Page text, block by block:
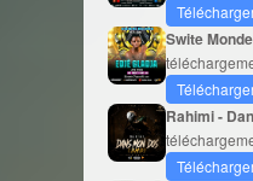
Swite
Rahimi -